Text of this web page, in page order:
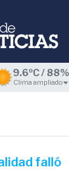
9.6ºC / 88%
Clima ampliado
falló